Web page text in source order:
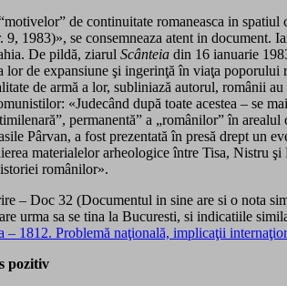
de continuitate romaneasca in
9, 1983)», se consemneaza atent in document.
De pildă, ziarul Scânteia din 16 ianuarie
de expansiune şi ingerinţă în viaţa
de armă a lor, subliniază autorul, românii
«Judecând după toate acestea – se
permanentă” a „românilor” în
Pârvan, a fost prezentată în presă drept un
materialelor arheologice între Tisa,
românilor».
– Doc 32 (Documentul in sine are si o nota
sa se tina la Bucuresti, si indicatiile
1812. Problemă naţională, implicaţii
pozitiv